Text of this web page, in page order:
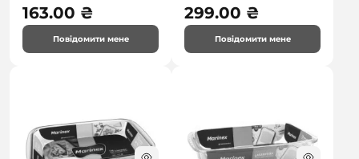
163.00 ₴
Повідомити мене
299.00 ₴
Повідомити мене